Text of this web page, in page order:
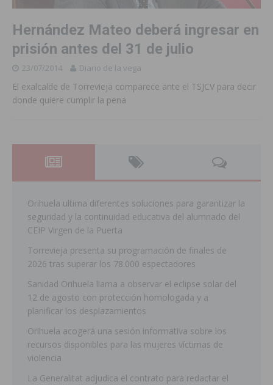
Hernández Mateo deberá ingresar en
prisión antes del 31 de julio
23/07/2014 Diario de la vega
El exalcalde de Torrevieja comparece ante el TSJCV para decir
donde quiere cumplir la pena
Orihuela ultima diferentes soluciones para garantizar la
seguridad y la continuidad educativa del alumnado del
CEIP Virgen de la Puerta
Torrevieja presenta su programación de finales de
2026 tras superar los 78.000 espectadores
Sanidad Orihuela llama a observar el eclipse solar del
12 de agosto con protección homologada y a
planificar los desplazamientos
Orihuela acogerá una sesión informativa sobre los
recursos disponibles para las mujeres víctimas de
violencia
La Generalitat adjudica el contrato para redactar el